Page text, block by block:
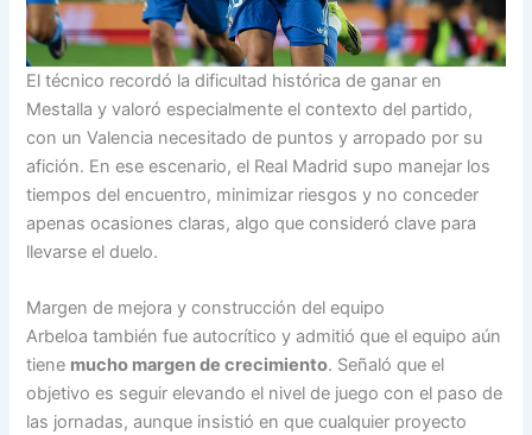
El técnico recordó la dificultad histórica de ganar en
Mestalla y valoró especialmente el contexto del partido,
con un Valencia necesitado de puntos y arropado por su
afición. En ese escenario, el Real Madrid supo manejar los
tiempos del encuentro, minimizar riesgos y no conceder
apenas ocasiones claras, algo que consideró clave para
llevarse el duelo.
Margen de mejora y construcción del equipo
Arbeloa también fue autocrítico y admitió que el equipo aún
tiene mucho margen de crecimiento. Señaló que el
objetivo es seguir elevando el nivel de juego con el paso de
las jornadas, aunque insistió en que cualquier proyecto